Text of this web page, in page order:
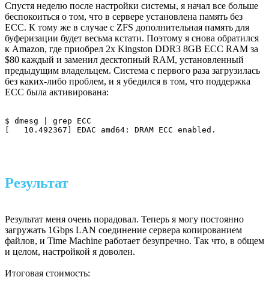
Спустя неделю после настройки системы, я начал все больше
беспокоиться о том, что в сервере установлена память без
ECC. К тому же в случае с ZFS дополнительная память для
буферизации будет весьма кстати. Поэтому я снова обратился
к Amazon, где приобрел 2x Kingston DDR3 8GB ECC RAM за
$80 каждый и заменил десктопный RAM, установленный
предыдущим владельцем. Система с первого раза загрузилась
без каких-либо проблем, и я убедился в том, что поддержка
ECC была активирована:
$ dmesg | grep ECC
[   10.492367] EDAC amd64: DRAM ECC enabled.
Результат
Результат меня очень порадовал. Теперь я могу постоянно
загружать 1Gbps LAN соединение сервера копированием
файлов, и Time Machine работает безупречно. Так что, в общем
и целом, настройкой я доволен.
Итоговая стоимость: